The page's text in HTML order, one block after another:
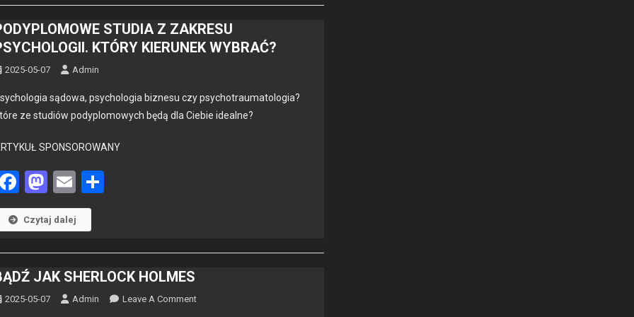
STUDIA Z ZAKRESU
KTÓRY KIERUNEK WYBRAĆ?
2025-05-07 Admin
sądowa, psy­cholo­gia biz­ne­su czy psy­chotrau­ma­tolo­gia?
ze studiów pody­plo­mowych będą dla Ciebie ide­alne?
SPONSOROWANY
Facebook
Mastodon
Email
Czytaj dalej
JAK SHERLOCK HOLMES
2025-05-07 Admin Leave A CommentOn